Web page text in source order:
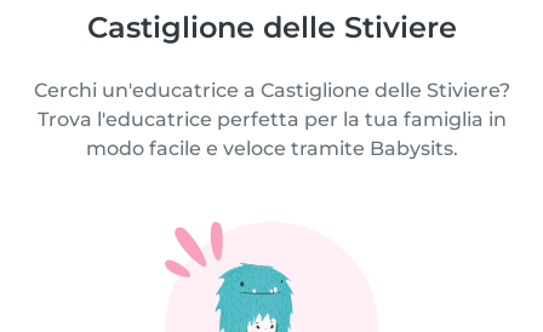
Castiglione delle Stiviere
Cerchi un'educatrice a Castiglione delle Stiviere?
Trova l'educatrice perfetta per la tua famiglia in
modo facile e veloce tramite Babysits.